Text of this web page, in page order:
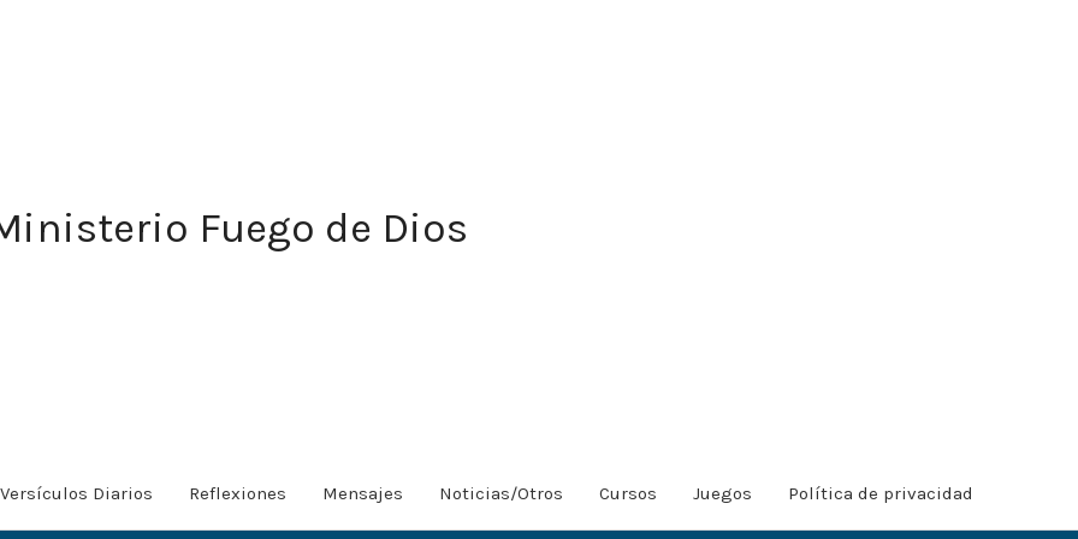
Fuego de Dios
Versículos Diarios Reflexiones Mensajes Noticias/Otros Cursos Juegos Política de privacidad